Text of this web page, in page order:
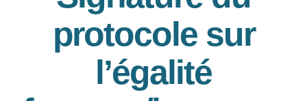
protocole sur
l’égalité